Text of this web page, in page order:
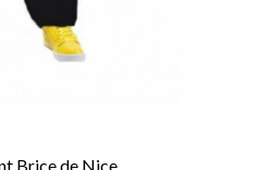
Brice de Nice